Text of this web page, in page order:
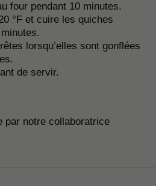
four pendant 10 minutes.
°F et cuire les quiches
lorsqu’elles sont gonflées
de servir.
par notre collaboratrice